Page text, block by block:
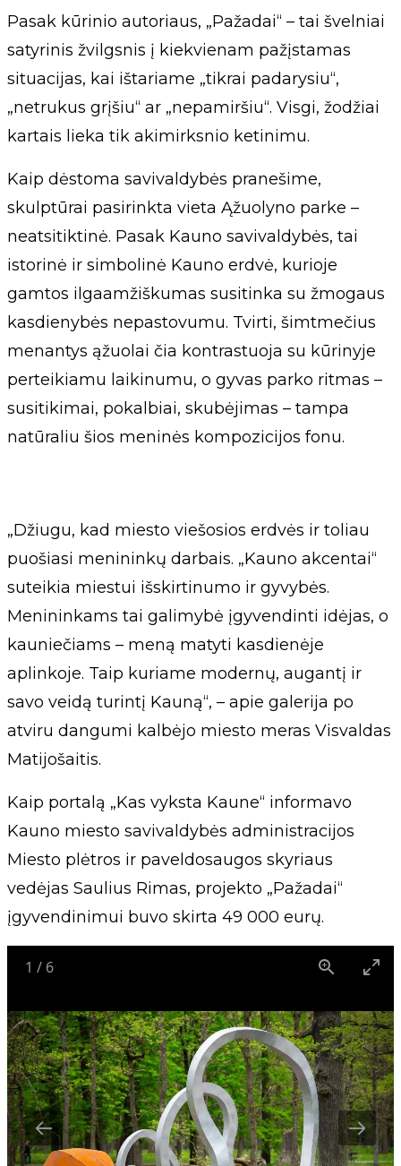
Pasak kūrinio autoriaus, „Pažadai“ – tai švelniai
satyrinis žvilgsnis į kiekvienam pažįstamas
situacijas, kai ištariame „tikrai padarysiu“,
„netrukus grįšiu“ ar „nepamiršiu“. Visgi, žodžiai
kartais lieka tik akimirksnio ketinimu.
Kaip dėstoma savivaldybės pranešime,
skulptūrai pasirinkta vieta Ąžuolyno parke –
neatsitiktinė. Pasak Kauno savivaldybės, tai
istorinė ir simbolinė Kauno erdvė, kurioje
gamtos ilgaamžiškumas susitinka su žmogaus
kasdienybės nepastovumu. Tvirti, šimtmečius
menantys ąžuolai čia kontrastuoja su kūrinyje
perteikiamu laikinumu, o gyvas parko ritmas –
susitikimai, pokalbiai, skubėjimas – tampa
natūraliu šios meninės kompozicijos fonu.
„Džiugu, kad miesto viešosios erdvės ir toliau
puošiasi menininkų darbais. „Kauno akcentai“
suteikia miestui išskirtinumo ir gyvybės.
Menininkams tai galimybė įgyvendinti idėjas, o
kauniečiams – meną matyti kasdienėje
aplinkoje. Taip kuriame modernų, augantį ir
savo veidą turintį Kauną“, – apie galerija po
atviru dangumi kalbėjo miesto meras Visvaldas
Matijošaitis.
Kaip portalą „Kas vyksta Kaune“ informavo
Kauno miesto savivaldybės administracijos
Miesto plėtros ir paveldosaugos skyriaus
vedėjas Saulius Rimas, projekto „Pažadai“
įgyvendinimui buvo skirta 49 000 eurų.
1 / 6